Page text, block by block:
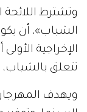
وتشترط اللائحة
الشباب»، أن
الإخراجية
تتعلق بالشباب، ومن
ويهدف